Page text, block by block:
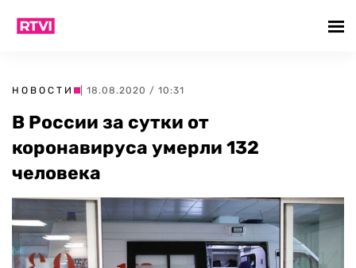
НОВОСТИ | 18.08.2020 / 10:31
В России за сутки от
коронавируса умерли 132
человека